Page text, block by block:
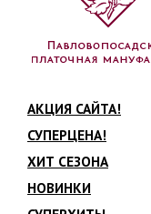
АКЦИЯ САЙТА!
СУПЕРЦЕНА!
ХИТ СЕЗОНА
НОВИНКИ